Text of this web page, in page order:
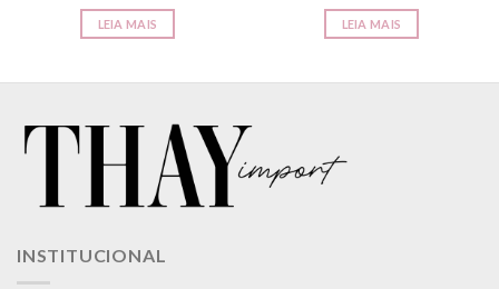
LEIA MAIS LEIA MAIS
INSTITUCIONAL